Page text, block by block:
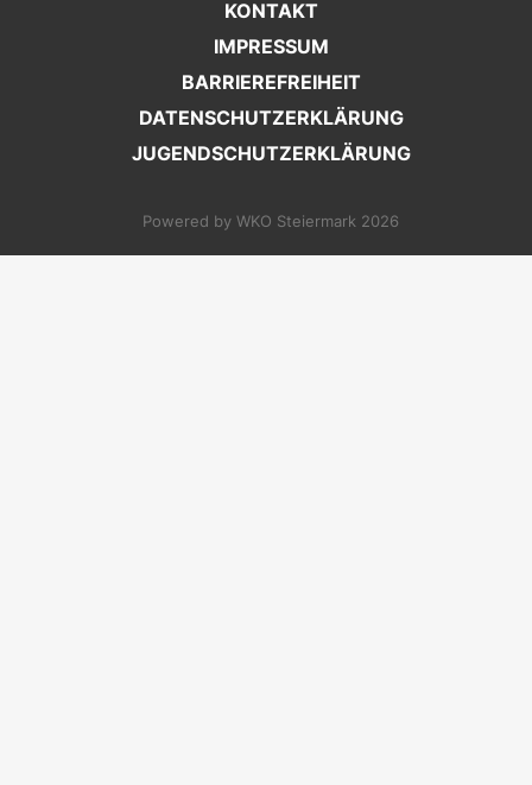
KONTAKT
IMPRESSUM
BARRIEREFREIHEIT
DATENSCHUTZERKLÄRUNG
JUGENDSCHUTZERKLÄRUNG
Powered by WKO Steiermark 2026